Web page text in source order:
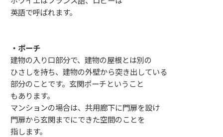
英語で呼ばれます。
・ポーチ
建物の入り口部分で、建物の屋根とは別の
ひさしを持ち、建物の外壁から突き出している
部分のことです。玄関ポーチということ
もあります。
マンションの場合は、共用廊下に門扉を設け
門扉から玄関までにできた空間のことを
指します。